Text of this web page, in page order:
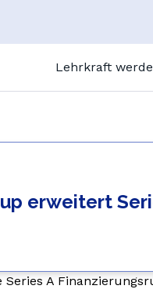
Lehrkraft
France (Français)
erweitert
A